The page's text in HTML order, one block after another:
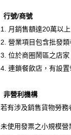
行號/商號
1. 月銷售額達20萬以
2. 營業項目包含批發類
3. 位於商圈鬧區之店家
4. 連鎖餐飲店，有設置
非營利機構
若有涉及銷售貨物勞務
未使用發票之小規模營